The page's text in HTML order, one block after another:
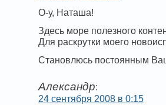
О-у, Наташа!
Здесь море полезного
Для раскрутки моего
Становлюсь постоянным
Александр:
24 сентября 2008 в 0:15